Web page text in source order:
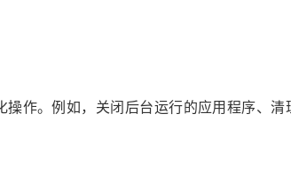
作。例如，关闭后台运行的应用程序、清